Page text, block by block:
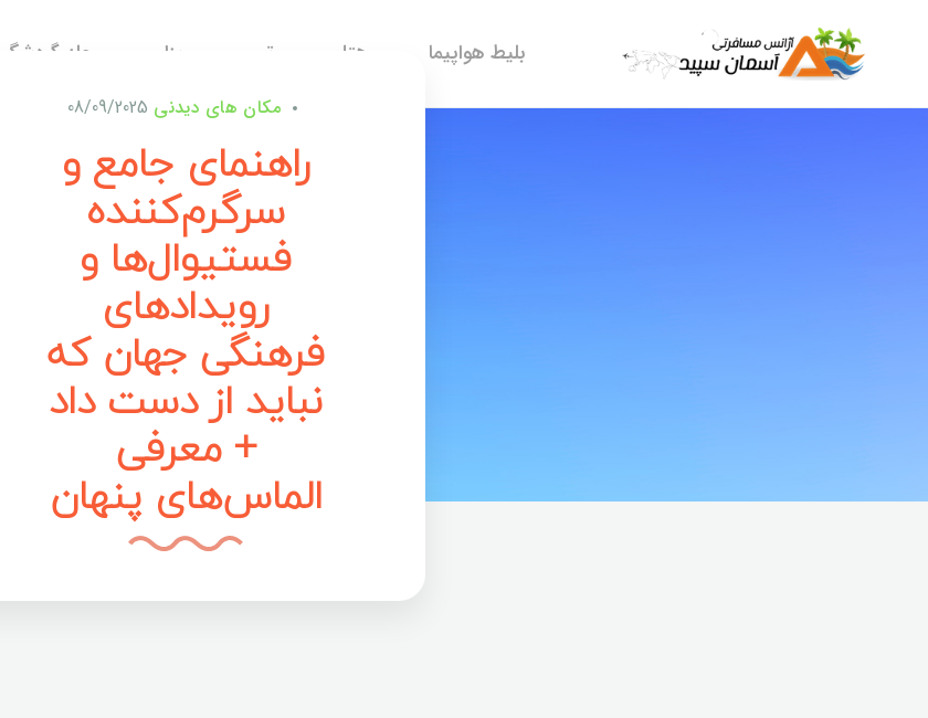
بلیط هواپیما هتل تور ویزا مجله گردشگری
مکان های دیدنی
راهنمای جامع و
سرگرم‌کننده
فستیوال‌ها و
رویدادهای
فرهنگی جهان که
نباید از دست داد
+ معرفی
الماس‌های پنهان